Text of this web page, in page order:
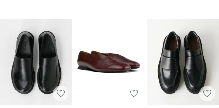
※サンプルにて撮影、採寸を行う為、実際にお届けする商品
と仕様やサイズが異なる場合がございます。予約時は生産の
都合上、お届け予定時期が前後する場合もございますので、
予めご了承下さい。
※光の当たり具合や撮影環境により色味が異なる場合がござ
います。正しい色味はスタジオ画像の色味をご参照くださ